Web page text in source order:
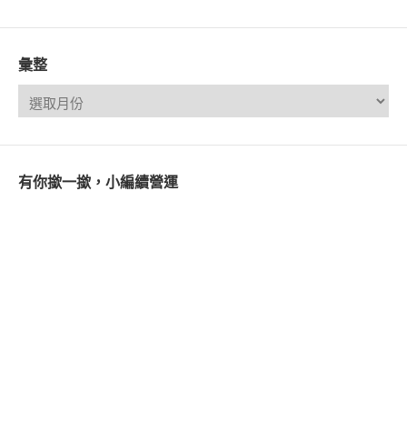
彙整
有你撳一撳，小編續營運